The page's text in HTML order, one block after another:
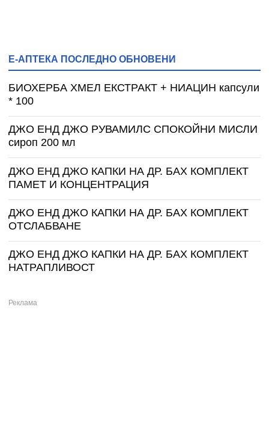
Е-АПТЕКА ПОСЛЕДНО ОБНОВЕНИ
БИОХЕРБА ХМЕЛ ЕКСТРАКТ + НИАЦИН капсули
* 100
ДЖО ЕНД ДЖО РУВАМИЛС СПОКОЙНИ МИСЛИ
сироп 200 мл
ДЖО ЕНД ДЖО КАПКИ НА ДР. БАХ КОМПЛЕКТ
ПАМЕТ И КОНЦЕНТРАЦИЯ
ДЖО ЕНД ДЖО КАПКИ НА ДР. БАХ КОМПЛЕКТ
ОТСЛАБВАНЕ
ДЖО ЕНД ДЖО КАПКИ НА ДР. БАХ КОМПЛЕКТ
НАТРАПЛИВОСТ